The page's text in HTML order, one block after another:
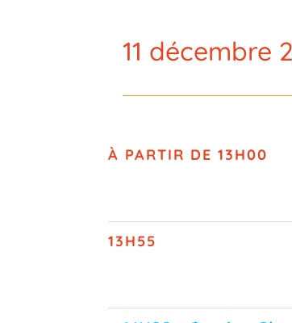
11 décembre
À PARTIR DE 13H00
13H55